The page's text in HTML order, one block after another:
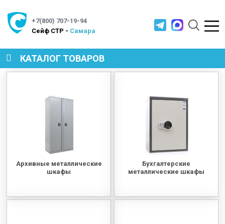
+7(800) 707-19-94
Cейф СТР - Самара
КАТАЛОГ ТОВАРОВ
МЕТАЛЛИЧЕСКИЕ СТЕЛЛАЖИ
Архивные металлические
шкафы
Бухгалтерские
металлические шкафы